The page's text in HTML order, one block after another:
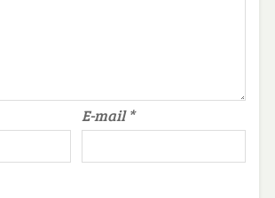
E-mail*